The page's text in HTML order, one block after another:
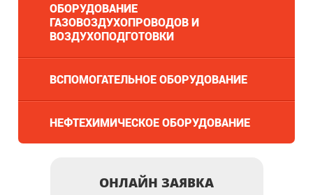
ОБОРУДОВАНИЕ
ГАЗОВОЗДУХОПРОВОДОВ И
ВОЗДУХОПОДГОТОВКИ
ВСПОМОГАТЕЛЬНОЕ ОБОРУДОВАНИЕ
НЕФТЕХИМИЧЕСКОЕ ОБОРУДОВАНИЕ
ОНЛАЙН ЗАЯВКА